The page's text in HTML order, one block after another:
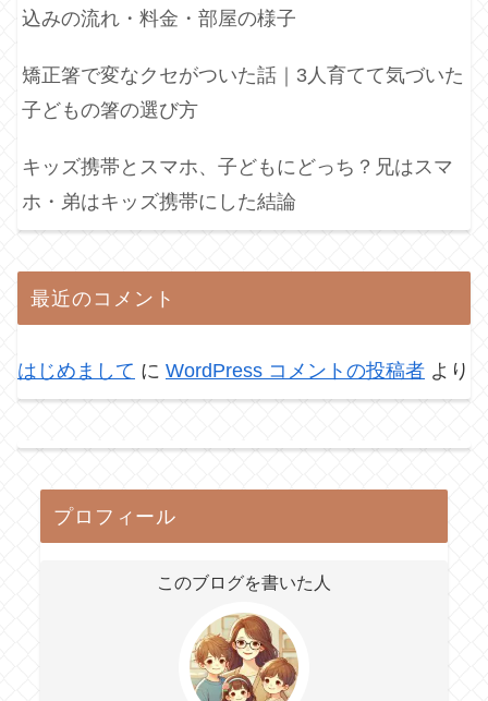
込みの流れ・料金・部屋の様子
矯正箸で変なクセがついた話｜3人育てて気づいた
子どもの箸の選び方
キッズ携帯とスマホ、子どもにどっち？兄はスマ
ホ・弟はキッズ携帯にした結論
最近のコメント
はじめまして に WordPress コメントの投稿者 より
プロフィール
このブログを書いた人